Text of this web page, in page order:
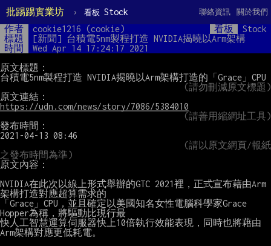
批踢踢實業坊 › 看板 Stock 關於我們
聯絡資訊
作者 cookie1216 (cookie) 看板
Stock
標題
[新聞] 台積電5nm製程打造 NVIDIA揭曉以Arm架構
時間
Wed Apr 14 17:24:17 2021
原文標題：
台積電5nm製程打造 NVIDIA揭曉以Arm架構打造的「Grace」CPU
https://udn.com/news/story/7086/5384010
(請善用縮網址工具)
發布時間：
2021-04-13 08:46
(請以原文網頁/報紙
之發布時間為準)
原文內容：
NVIDIA在此次以線上形式舉辦的GTC 2021裡，正式宣布藉由Arm
架構打造對應超算需求的
「Grace」CPU，並且確定以美國知名女性電腦科學家Grace
Hopper為稱，將驅動比現行最
快人工智慧運算伺服器快上10倍執行效能表現，同時也將藉由
Arm架構對應更低耗電。